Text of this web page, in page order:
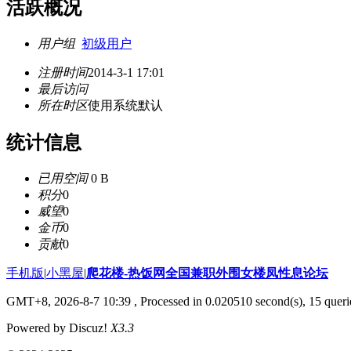
活跃概况
用户组 初级用户
注册时间2014-3-1 17:01
最后访问
所在时区使用系统默认
统计信息
已用空间0 B
积分0
威望0
金币0
贡献0
手机版|小黑屋|爬花楼-热饭网全国兼职外围女楼凤性息论坛
GMT+8, 2026-8-7 10:39 , Processed in 0.020510 second(s), 15
Powered by Discuz! X3.3